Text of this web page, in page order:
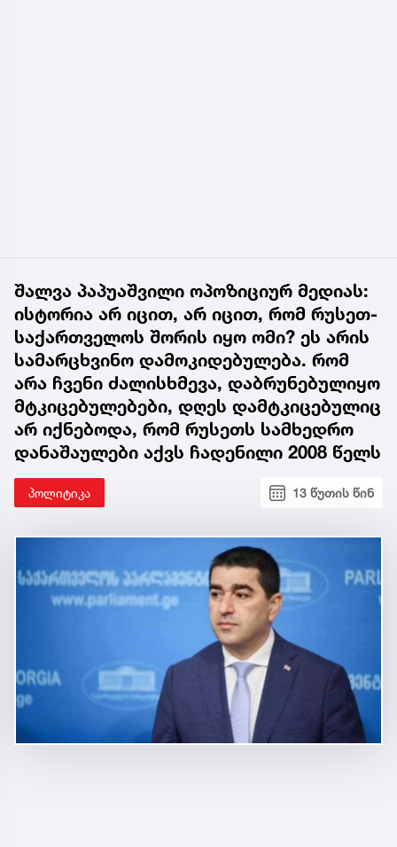
შალვა პაპუაშვილი ოპოზიციურ მედიას:
ისტორია არ იცით, არ იცით, რომ რუსეთ-
საქართველოს შორის იყო ომი? ეს არის
სამარცხვინო დამოკიდებულება. რომ
არა ჩვენი ძალისხმევა, დაბრუნებულიყო
მტკიცებულებები, დღეს დამტკიცებულიც
არ იქნებოდა, რომ რუსეთს სამხედრო
დანაშაულები აქვს ჩადენილი 2008 წელს
პოლიტიკა 13 წუთის წინ